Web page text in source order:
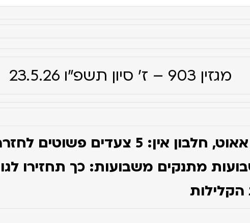
מגזין 903 – ז' סיון תשפ"ו 23.5.26
מאפים אאוט, חלבון אין: 5 צעדים
מתנקים משבועות: כך תחזירו